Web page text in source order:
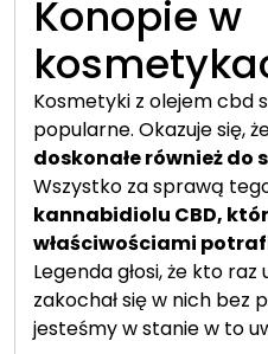
m
ę
ż
c
z
y
z
n
y
—
p
o
Konopie w
Kosmetyki z olejem cbd
popularne. Okazuje się,
doskonałe również do
Wszystko za sprawą
kannabidiolu CBD,
właściwościami
Legenda głosi, że kto raz
zakochał się w nich bez
jesteśmy w stanie w to